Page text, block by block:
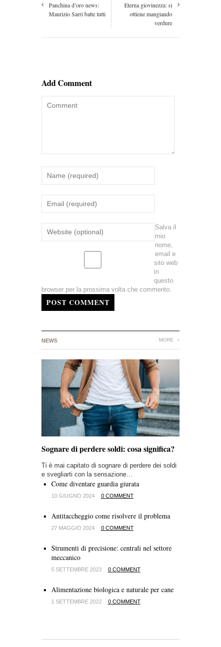
Panchina d’oro news:
Maurizio Sarri batte tutti
Eterna giovinezza: si
ottiene mangiando
verdure
Add Comment
Salva il
mio
nome,
email e
sito web
in
questo
browser per la prossima volta che commento.
POST COMMENT
NEWS MORE
Sognare di perdere soldi: cosa significa?
Ti è mai capitato di sognare di perdere dei soldi
e svegliarti con la sensazione…
Come diventare guardia giurata
10 GIUGNO 2024 0 COMMENT
Antitaccheggio come risolvere il problema
27 MAGGIO 2024 0 COMMENT
Strumenti di precisione: centrali nel settore
meccanico
5 SETTEMBRE 2023 0 COMMENT
Alimentazione biologica e naturale per cane
1 SETTEMBRE 2022 0 COMMENT